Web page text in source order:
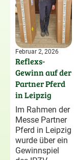
Februar 2, 2026
Reflexs-
Gewinn auf der
Partner Pferd
in Leipzig
Im Rahmen der
Messe Partner
Pferd in Leipzig
wurde über ein
Gewinnspiel